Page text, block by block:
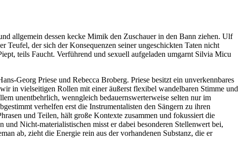
allgemein dessen kecke Mimik den Zuschauer in den Bann ziehen. Ulf
der sich der Konsequenzen seiner ungeschickten Taten nicht
teils Faucht. Verführend und sexuell aufgeladen umgarnt Silvia Micu
Georg Priese und Rebecca Broberg. Priese besitzt ein unverkennbares
in vielseitigen Rollen mit einer äußerst flexibel wandelbaren Stimme und
unentbehrlich, wenngleich bedauernswerterweise selten nur im
verhelfen erst die Instrumentalisten den Sängern zu ihren
und Teilen, hält große Kontexte zusammen und fokussiert die
Nicht-materialistischen misst er dabei besonderen Stellenwert bei,
ab, zieht die Energie rein aus der vorhandenen Substanz, die er